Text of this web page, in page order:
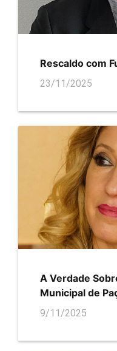
Rescaldo com
23/11/2025
A Verdade
Municipal de
9/11/2025